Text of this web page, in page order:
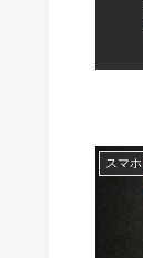
スマホ